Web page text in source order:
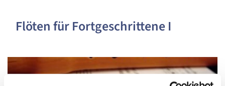
Flöten für Fortgeschrittene I